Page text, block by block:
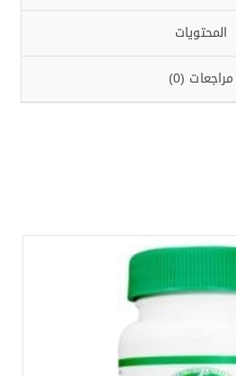
المحتويات
مراجعات (0)